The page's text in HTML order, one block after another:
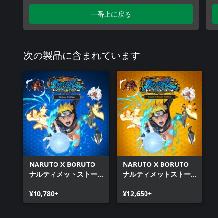
一番上に戻る
次の製品に含まれています
NARUTO X BORUTO
ナルティメットストー
ックスエディション
¥10,780+
NARUTO X BORUTO
ナルティメットストー
ンドアルティメットエ
ディション
¥12,650+